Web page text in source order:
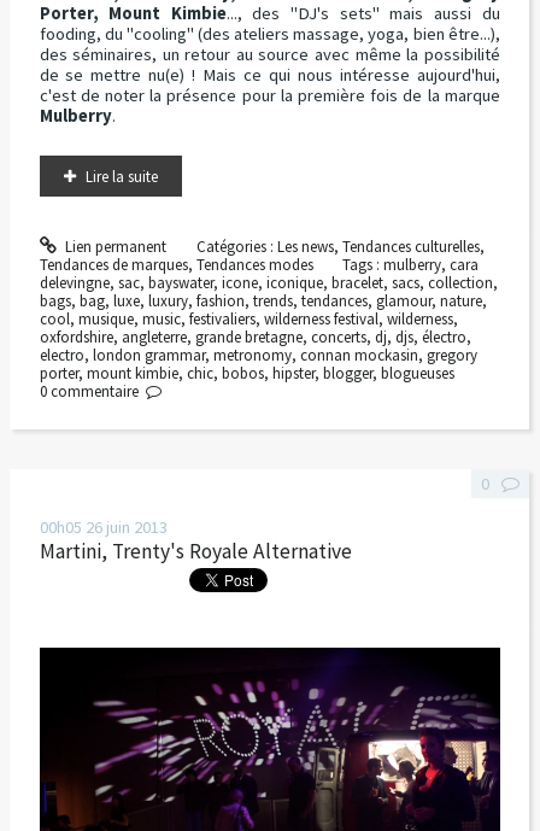
Porter, Mount Kimbie..., des "DJ's sets" mais aussi du
fooding, du "cooling" (des ateliers massage, yoga, bien être...),
des séminaires, un retour au source avec même la possibilité
de se mettre nu(e) ! Mais ce qui nous intéresse aujourd'hui,
c'est de noter la présence pour la première fois de la marque
Mulberry.
Lire la suite
Lien permanent Catégories : Les news, Tendances culturelles,
Tendances de marques, Tendances modes Tags :mulberry,cara
delevingne, sac, bayswater, icone, iconique, bracelet, sacs, collection,
bags, bag, luxe, luxury, fashion, trends, tendances, glamour, nature,
cool, musique, music, festivaliers, wilderness festival, wilderness,
oxfordshire, angleterre, grande bretagne, concerts, dj, djs, électro,
electro, london grammar, metronomy, connan mockasin, gregory
porter, mount kimbie, chic, bobos, hipster, blogger, blogueuses
0 commentaire
00h05 26 juin 2013
Martini, Trenty's Royale Alternative
0